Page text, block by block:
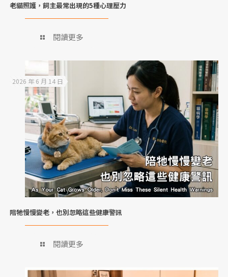
老貓照護，飼主最常出現的5種心理壓力
閱讀更多
2026 年 6 月 14 日
陪牠慢慢變老，也別忽略這些健康警訊
閱讀更多